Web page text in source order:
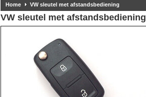
Home VW sleutel met afstandsbediening
VW sleutel met afstandsbediening